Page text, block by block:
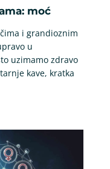
moć
i grandioznim
u
uzimamo zdravo
kave, kratka